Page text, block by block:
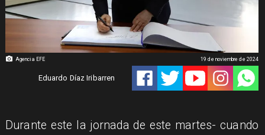
Agencia EFE
Eduardo Díaz Iribarren
19 de noviembre de 2024
Durante este la jornada de este martes- cuando